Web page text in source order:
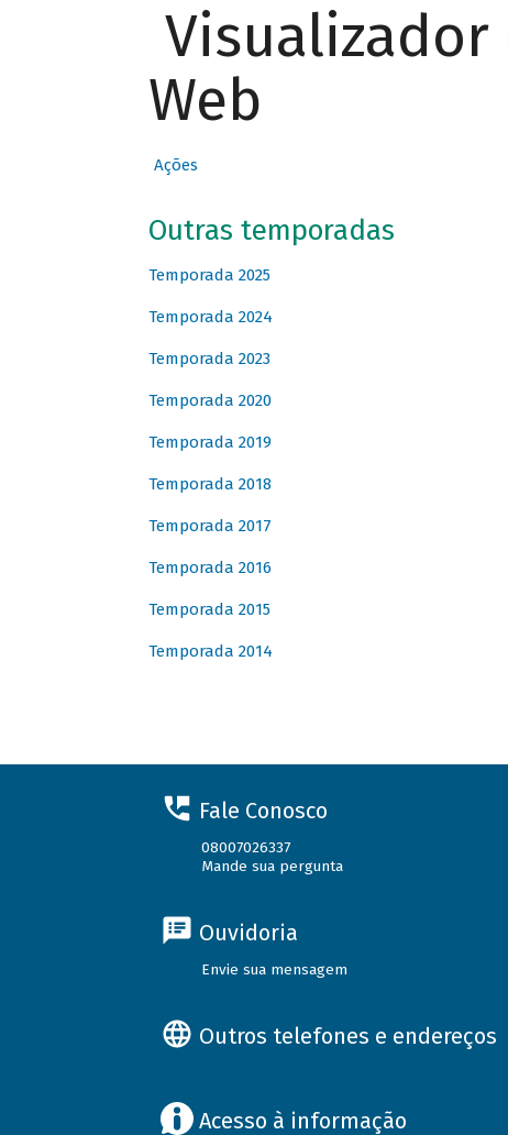
Web
Ações
Outras temporadas
Temporada 2025
Temporada 2024
Temporada 2023
Temporada 2020
Temporada 2019
Temporada 2018
Temporada 2017
Temporada 2016
Temporada 2015
Temporada 2014
Fale Conosco
08007026337
Mande sua pergunta
Ouvidoria
Envie sua mensagem
Outros telefones e endereços
Acesso à informação